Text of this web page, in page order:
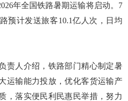
年全国铁路暑期运输将启动。7
预计发送旅客10.1亿人次，日均
人介绍，铁路部门精心制定暑
运输能力投放，优化客货运输产
，落实便民利民惠民举措，努力